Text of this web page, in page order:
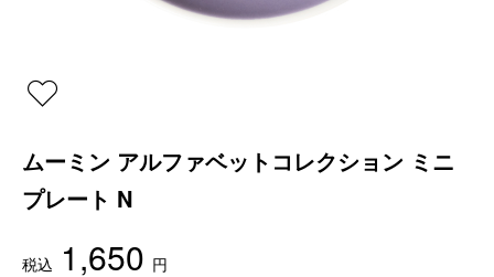
ムーミン アルファベットコレクション ミニ
プレート N
税込 1,650 円